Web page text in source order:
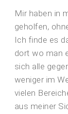
Mir haben in
geholfen,
Ich finde es
dort wo man
sich alle
weniger im
vielen
aus meiner